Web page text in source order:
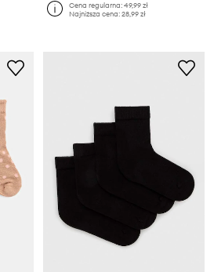
Cena regularna:49,99 zł
Najniższa cena:28,99 zł